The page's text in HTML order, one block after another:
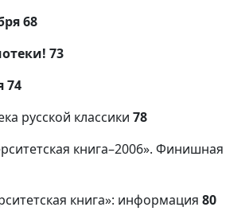
68
73
74
русской классики 78
книга–2006». Финишная
книга»: информация 80